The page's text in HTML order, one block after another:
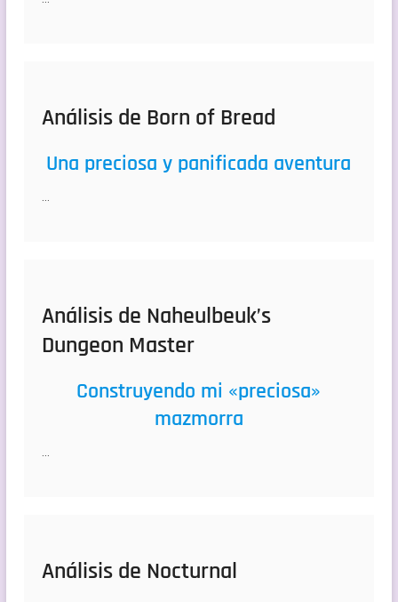
Análisis de Born of Bread
Una preciosa y panificada aventura
…
Análisis de Naheulbeuk’s
Dungeon Master
Construyendo mi «preciosa»
mazmorra
…
Análisis de Nocturnal